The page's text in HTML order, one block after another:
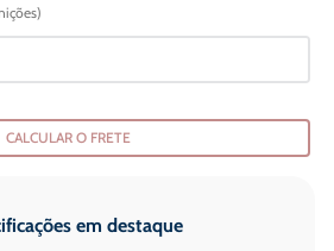
CALCULAR O FRETE
em destaque